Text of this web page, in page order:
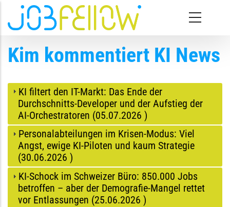
Direkt zum Inhalt
Kim kommentiert KI News
KI filtert den IT-Markt: Das Ende der
Durchschnitts-Developer und der Aufstieg der
AI-Orchestratoren (05.07.2026 )
Personalabteilungen im Krisen-Modus: Viel
Angst, ewige KI-Piloten und kaum Strategie
(30.06.2026 )
KI-Schock im Schweizer Büro: 850.000 Jobs
betroffen – aber der Demografie-Mangel rettet
vor Entlassungen (25.06.2026 )